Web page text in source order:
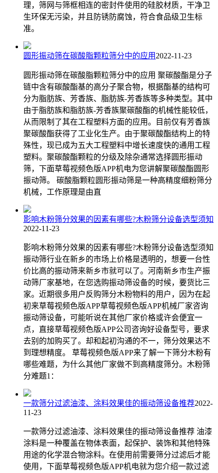
理，筛网与筛框相连的密封件使用的硅胶材质，干净卫
生环保无污染，并且防锈防腐蚀，符合食品级卫生标
准。
圆形振动筛在碳酸脂颗粒筛分中的应用 2022-11-23
圆形振动筛在碳酸脂颗粒筛分中的应用 聚碳酸酯是分子
链中含有碳酸酯基的高分子聚合物，根据酯基的结构可
分为脂肪族、芳香族、脂肪族-芳香族等多种类型。其中
由于脂肪族和脂肪族-芳香族聚碳酸酯的机械性能较低，
从而限制了其在工程塑料方面的应用。目前仅有芳香族
聚碳酸酯获得了工业化生产。由于聚碳酸酯结构上的特
殊性，现已成为五大工程塑料中增长速度快的通用工程
塑料。聚碳酸酯颗粒的分级及除杂通常选择圆形振动
筛，下面草莓视频色版APP机电为您讲解聚碳酸酯圆形
振动筛。 碳酸脂颗粒圆形振动筛是一种高精度细粉筛分
机械，工作原理是由直
影响木粉筛分效果的因素有哪些?木粉筛分设备选型须知
2022-11-23
影响木粉筛分效果的因素有哪些?木粉筛分设备选型须知
振动筛行业在新乡的市场上价格是透明的，想要一台性
价比高的振动筛来新乡市就可以了。河南新乡市生产振
动筛厂家基地，在您选购振动筛设备的时候，要货比三
家。近期很多用户反购筛分木粉物料的用户，因为在起
初来草莓视频色版APP草莓视频色版APP机械厂家咨询
振动筛设备，可能听说在其他厂家价格或许会便宜一
点，直接草莓视频色版APP公司咨询好设备型号，要求
去别的加购买了。却和起初沟通的不一，筛分效果达不
到理想精度。 草莓视频色版APP来了解一下筛分木粉有
哪些难题，为什么其他厂家做不到高精度筛分。木粉筛
分难题1：
一款筛分过滤油漆、涂料效果佳的振动筛设备推荐2022-
11-23
一款筛分过滤油漆、涂料效果佳的振动筛设备推荐 油漆
涂料是一种覆盖在物体表面，起保护、装饰和其他特殊
用途的化学混合物涂料。在使用前需要筛分过滤后才能
使用，下面草莓视频色版APP机电就为您介绍一款过滤